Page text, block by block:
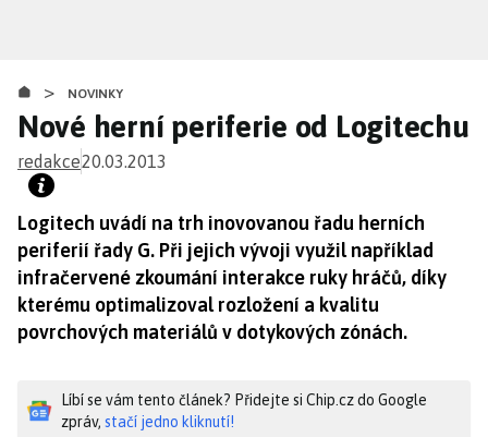
obsahu
> NOVINKY
Nové herní periferie od Logitechu
redakce20.03.2013
Logitech uvádí na trh inovovanou řadu herních
periferií řady G. Při jejich vývoji využil například
infračervené zkoumání interakce ruky hráčů, díky
kterému optimalizoval rozložení a kvalitu
povrchových materiálů v dotykových zónách.
Líbí se vám tento článek? Přidejte si Chip.cz do Google
zpráv, stačí jedno kliknutí!